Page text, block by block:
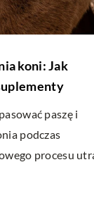
koni: Jak
paszę i
podczas
procesu